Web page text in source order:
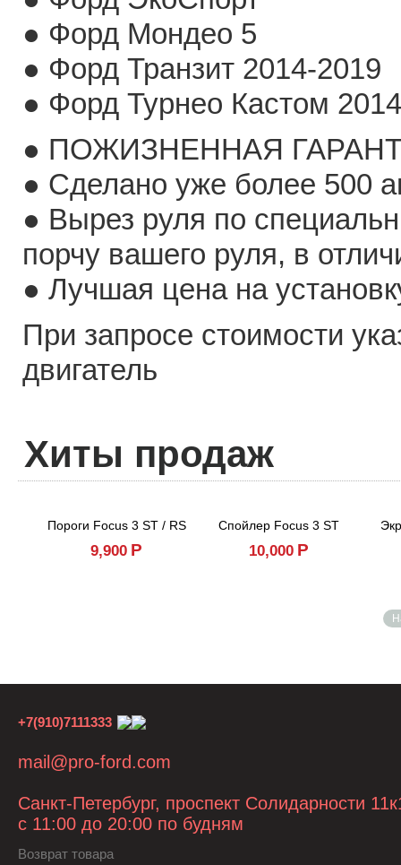
● Форд Мондео 5
● Форд Транзит 2014-2019
● Форд Турнео Кастом
● ПОЖИЗНЕННАЯ
● Сделано уже более 500
● Вырез руля по
порчу вашего руля, в
● Лучшая цена на
При запросе стоимости
двигатель
Хиты продаж
Пороги Focus 3 ST / RS
9,900 Р
Спойлер Focus 3 ST
10,000 Р
+7(910)7111333
mail@pro-ford.com
Санкт-Петербург, проспект Солидарности
с 11:00 до 20:00 по будням
Возврат товара